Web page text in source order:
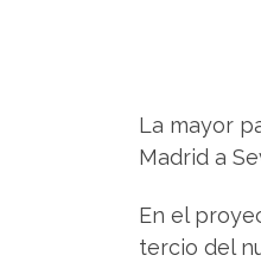
La mayor
Madrid a
En el
tercio del